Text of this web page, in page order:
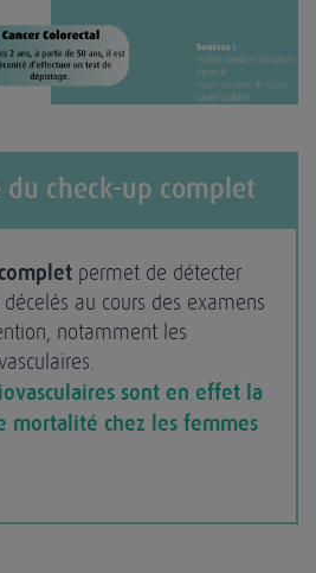
du check-up complet
permet de détecter
au cours des examens
notamment les
sont en effet la
mortalité chez les femmes